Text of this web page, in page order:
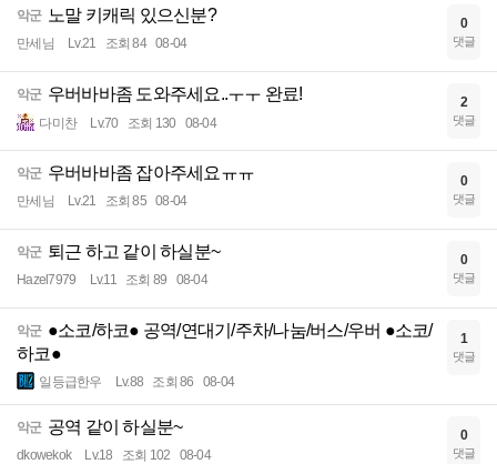
악군 노말 키캐릭 있으신분?
만세님 Lv.21 조회 84 08-04
0
댓글
악군 우버바바좀 도와주세요..ㅜㅜ 완료!
다미찬 Lv.70 조회 130 08-04
2
댓글
악군 우버바바좀 잡아주세요ㅠㅠ
만세님 Lv.21 조회 85 08-04
0
댓글
악군 퇴근 하고 같이 하실분~
Hazel7979 Lv.11 조회 89 08-04
0
댓글
악군 ●소코/하코● 공역/연대기/주차/나눔/버스/우버 ●소코/
하코●
일등급한우 Lv.88 조회 86 08-04
1
댓글
악군 공역 같이 하실분~
dkowekok Lv.18 조회 102 08-04
0
댓글